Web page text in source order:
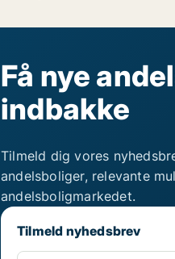
Få nye
indbakke
Tilmeld dig vores
andelsboliger, relevante
andelsboligmarkedet.
Tilmeld nyhedsbrev